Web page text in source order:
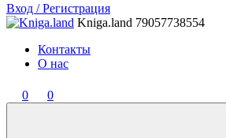
Вход / Регистрация
Kniga.land 79057738554
Контакты
О нас
0 0